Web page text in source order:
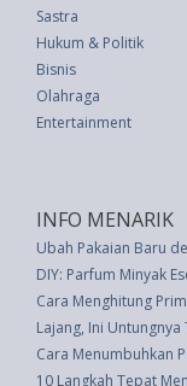
Sastra
Hukum & Politik
Bisnis
Olahraga
Entertainment
INFO MENARIK
Ubah Pakaian Baru
DIY: Parfum Minyak
Cara Menghitung
Lajang, Ini Untungnya
Cara Menumbuhkan
10 Langkah Tepat